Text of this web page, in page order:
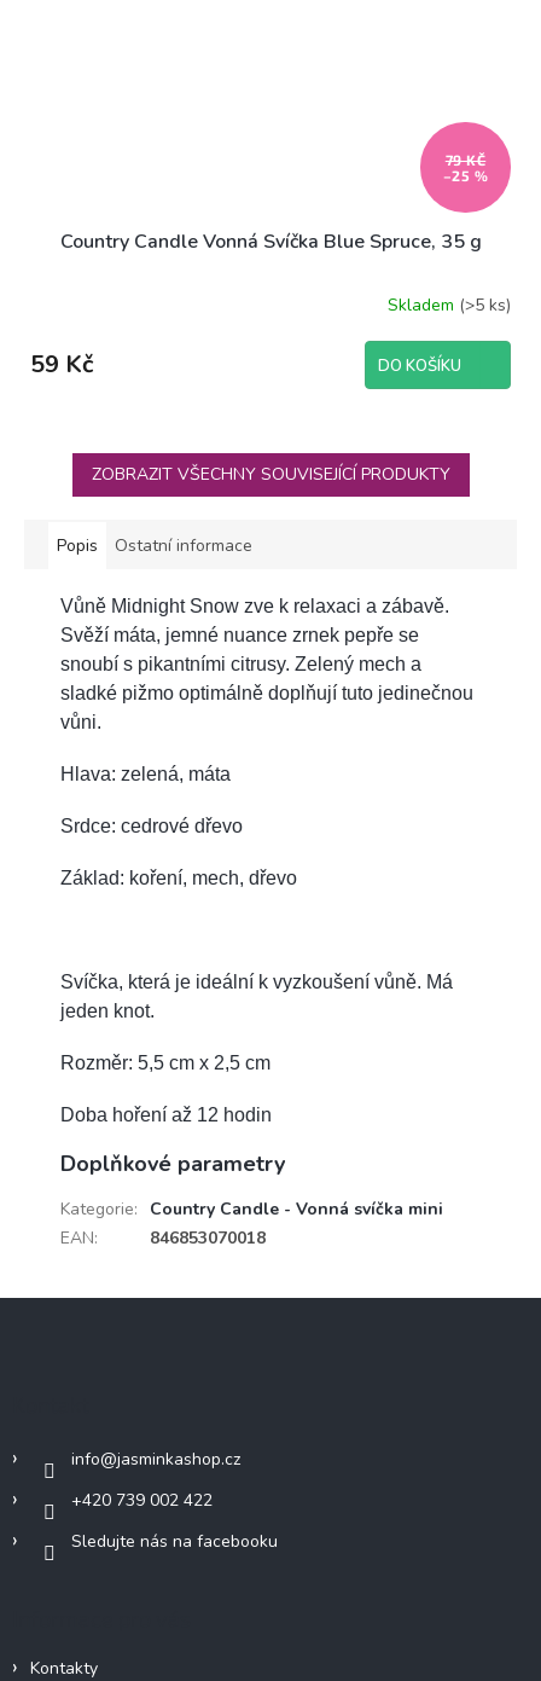
79 KČ
–25 %
Country Candle Vonná Svíčka Blue Spruce, 35 g
Skladem (>5 ks)
59 Kč DO KOŠÍKU
ZOBRAZIT VŠECHNY SOUVISEJÍCÍ PRODUKTY
Popis Ostatní informace
Vůně Midnight Snow zve k relaxaci a zábavě.
Svěží máta, jemné nuance zrnek pepře se
snoubí s pikantními citrusy. Zelený mech a
sladké pižmo optimálně doplňují tuto jedinečnou
vůni.
Hlava: zelená, máta
Srdce: cedrové dřevo
Základ: koření, mech, dřevo
Svíčka, která je ideální k vyzkoušení vůně. Má
jeden knot.
Rozměr: 5,5 cm x 2,5 cm
Doba hoření až 12 hodin
Doplňkové parametry
Kategorie:
Country Candle - Vonná svíčka mini
EAN: 846853070018
info@jasminkashop.cz
+420 739 002 422
Sledujte nás na facebooku
Kontakty